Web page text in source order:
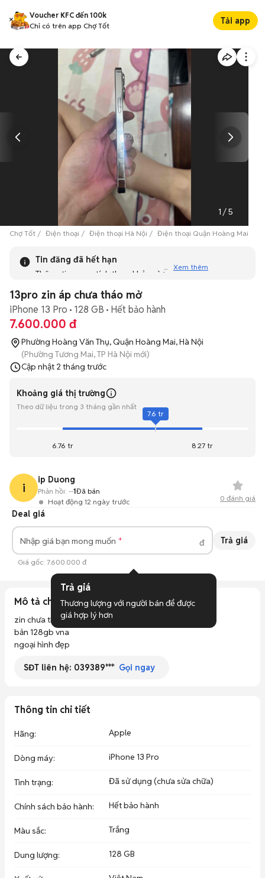
Voucher KFC đến 100k
Chỉ có trên app Chợ Tốt
Tải app
1 /5
Chợ Tốt Điện thoại Điện thoại Hà Nội Điện thoại Quận Hoàng Mai
Tin đăng đã hết hạn
Thông tin mang tính tham khảo và bạn không thể liên hệ
tương tự khác dưới đây nhé!
Xem thêm
13pro zin áp chưa tháo mở
iPhone 13 Pro 128 GB Hết bảo hành
7.600.000 đ
Phường Hoàng Văn Thụ, Quận Hoàng Mai, Hà Nội
(Phường Tương Mai, TP Hà Nội mới)
Cập nhật 2 tháng trước
Khoảng giá thị trường
Theo dữ liệu trong 3 tháng gần nhất
6.76 tr 8.27 tr
7.6 tr
i
ip Duong
Hoạt động 12 ngày trước
Phản hồi: --1Đã bán
0 đánh giá
Deal giá
Nhập giá bạn mong muốn đ Trả giá
Giá gốc: 7.600.000 đ
Mô tả chi tiết
zin chưa tháo mở
bản 128gb vna
ngoại hình đẹp
SĐT liên hệ: 039389*** Gọi ngay
Thông tin chi tiết
Hãng: Apple
Dòng máy: iPhone 13 Pro
Tình trạng: Đã sử dụng (chưa sửa chữa)
Chính sách bảo hành: Hết bảo hành
Màu sắc: Trắng
Dung lượng: 128 GB
Trả giá
Thương lượng với người bán để được
giá hợp lý hơn